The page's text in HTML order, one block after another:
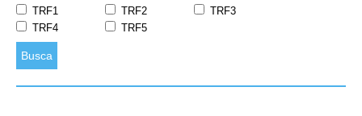
TRF1
TRF2
TRF3
TRF4
TRF5
Busca